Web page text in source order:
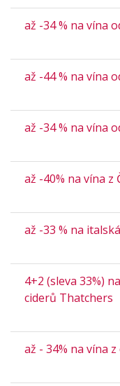
až -34 % na vína
až -44 % na vína
až -34 % na vína
až -40% na vína
až -33 % na
4+2 (sleva 33%)
ciderů Thatchers
až - 34% na vína